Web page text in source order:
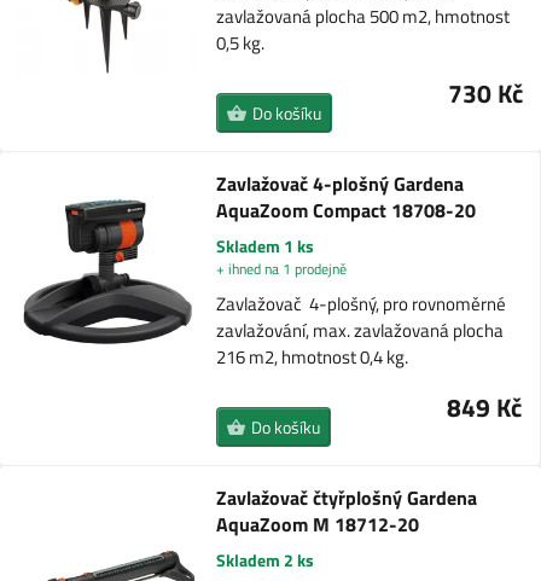
zavlažovaná plocha 500 m2, hmotnost
0,5 kg.
730 Kč
Do košíku
Zavlažovač 4-plošný Gardena
AquaZoom Compact 18708-20
Skladem 1 ks
+ ihned na 1 prodejně
Zavlažovač 4-plošný, pro rovnoměrné
zavlažování, max. zavlažovaná plocha
216 m2, hmotnost 0,4 kg.
849 Kč
Do košíku
Zavlažovač čtyřplošný Gardena
AquaZoom M 18712-20
Skladem 2 ks